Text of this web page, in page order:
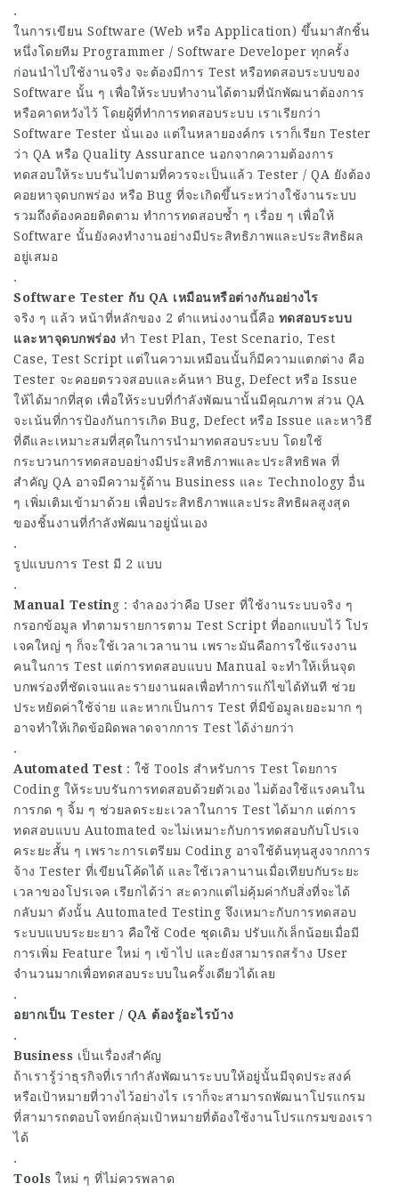
.
ในการเขียน Software (Web หรือ Application) ขึ้นมาสักชิ้น
หนึ่งโดยทีม Programmer / Software Developer ทุกครั้ง
ก่อนนำไปใช้งานจริง จะต้องมีการ Test หรือทดสอบระบบของ
Software นั้น ๆ เพื่อให้ระบบทำงานได้ตามที่นักพัฒนาต้องการ
หรือคาดหวังไว้ โดยผู้ที่ทำการทดสอบระบบ เราเรียกว่า
Software Tester นั่นเอง แต่ในหลายองค์กร เราก็เรียก Tester
ว่า QA หรือ Quality Assurance นอกจากความต้องการ
ทดสอบให้ระบบรันไปตามที่ควรจะเป็นแล้ว Tester / QA ยังต้อง
คอยหาจุดบกพร่อง หรือ Bug ที่จะเกิดขึ้นระหว่างใช้งานระบบ
รวมถึงต้องคอยติดตาม ทำการทดสอบซ้ำ ๆ เรื่อย ๆ เพื่อให้
Software นั้นยังคงทำงานอย่างมีประสิทธิภาพและประสิทธิผล
อยู่เสมอ
.
Software Tester กับ QA เหมือนหรือต่างกันอย่างไร
จริง ๆ แล้ว หน้าที่หลักของ 2 ตำแหน่งงานนี้คือ ทดสอบระบบ
และหาจุดบกพร่อง ทำ Test Plan, Test Scenario, Test
Case, Test Script แต่ในความเหมือนนั้นก็มีความแตกต่าง คือ
Tester จะคอยตรวจสอบและค้นหา Bug, Defect หรือ Issue
ให้ได้มากที่สุด เพื่อให้ระบบที่กำลังพัฒนานั้นมีคุณภาพ ส่วน QA
จะเน้นที่การป้องกันการเกิด Bug, Defect หรือ Issue และหาวิธี
ที่ดีและเหมาะสมที่สุดในการนำมาทดสอบระบบ โดยใช้
กระบวนการทดสอบอย่างมีประสิทธิภาพและประสิทธิพล ที่
สำคัญ QA อาจมีความรู้ด้าน Business และ Technology อื่น
ๆ เพิ่มเติมเข้ามาด้วย เพื่อประสิทธิภาพและประสิทธิผลสูงสุด
ของชิ้นงานที่กำลังพัฒนาอยู่นั่นเอง
.
รูปแบบการ Test มี 2 แบบ
.
Manual Testing : จำลองว่าคือ User ที่ใช้งานระบบจริง ๆ
กรอกข้อมูล ทำตามรายการตาม Test Script ที่ออกแบบไว้ โปร
เจคใหญ่ ๆ ก็จะใช้เวลาเวลานาน เพราะมันคือการใช้แรงงาน
คนในการ Test แต่การทดสอบแบบ Manual จะทำให้เห็นจุด
บกพร่องที่ชัดเจนและรายงานผลเพื่อทำการแก้ไขได้ทันที ช่วย
ประหยัดค่าใช้จ่าย และหากเป็นการ Test ที่มีข้อมูลเยอะมาก ๆ
อาจทำให้เกิดข้อผิดพลาดจากการ Test ได้ง่ายกว่า
.
Automated Test : ใช้ Tools สำหรับการ Test โดยการ
Coding ให้ระบบรันการทดสอบด้วยตัวเอง ไม่ต้องใช้แรงคนใน
การกด ๆ จิ้ม ๆ ช่วยลดระยะเวลาในการ Test ได้มาก แต่การ
ทดสอบแบบ Automated จะไม่เหมาะกับการทดสอบกับโปรเจ
คระยะสั้น ๆ เพราะการเตรียม Coding อาจใช้ต้นทุนสูงจากการ
จ้าง Tester ที่เขียนโค้ดได้ และใช้เวลานานเมื่อเทียบกับระยะ
เวลาของโปรเจค เรียกได้ว่า สะดวกแต่ไม่คุ้มค่ากับสิ่งที่จะได้
กลับมา ดังนั้น Automated Testing จึงเหมาะกับการทดสอบ
ระบบแบบระยะยาว คือใช้ Code ชุดเดิม ปรับแก้เล็กน้อยเมื่อมี
การเพิ่ม Feature ใหม่ ๆ เข้าไป และยังสามารถสร้าง User
จำนวนมากเพื่อทดสอบระบบในครั้งเดียวได้เลย
.
อยากเป็น Tester / QA ต้องรู้อะไรบ้าง
.
Business เป็นเรื่องสำคัญ
ถ้าเรารู้ว่าธุรกิจที่เรากำลังพัฒนาระบบให้อยู่นั้นมีจุดประสงค์
หรือเป้าหมายที่วางไว้อย่างไร เราก็จะสามารถพัฒนาโปรแกรม
ที่สามารถตอบโจทย์กลุ่มเป้าหมายที่ต้องใช้งานโปรแกรมของเรา
ได้
.
Tools ใหม่ ๆ ที่ไม่ควรพลาด